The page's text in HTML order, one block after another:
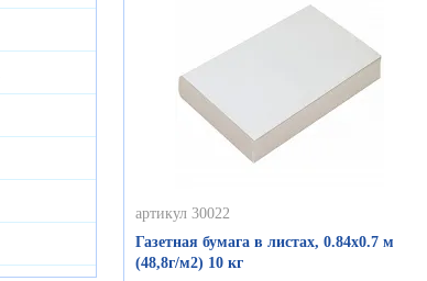
артикул 30022
Газетная бумага в листах, 0.84х0.7 м
(48,8г/м2) 10 кг